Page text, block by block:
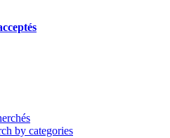
by categories